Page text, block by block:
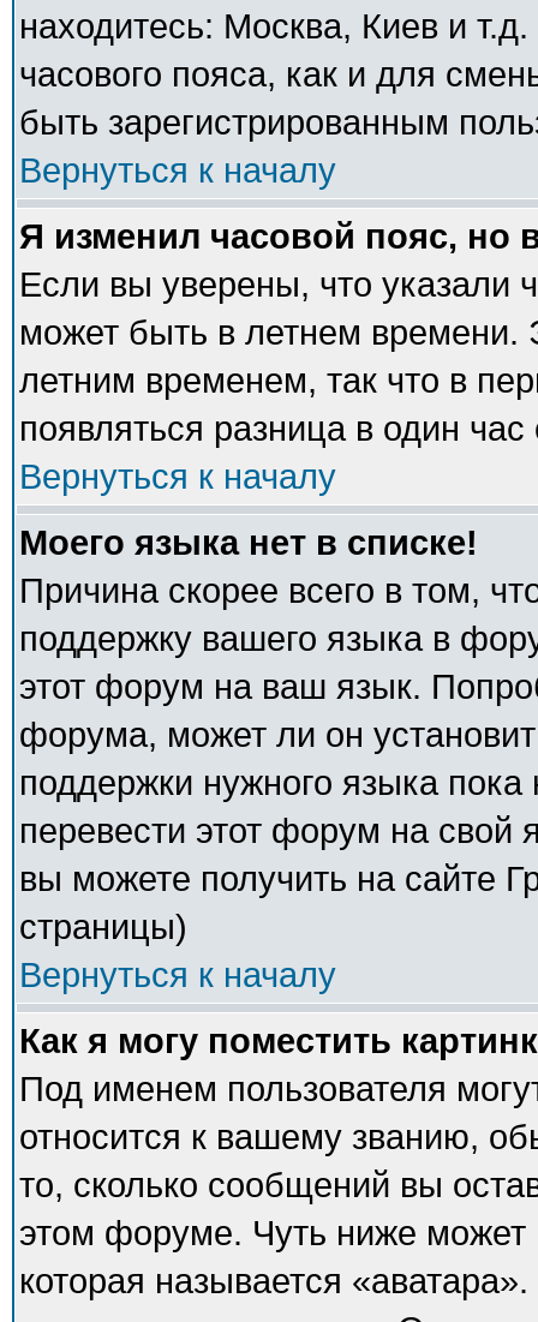
находитесь: Москва, Киев и
часового пояса, как и для
быть зарегистрированным
Вернуться к началу
Я изменил часовой пояс, но
Если вы уверены, что указали
может быть в летнем времени.
летним временем, так что в
появляться разница в один
Вернуться к началу
Моего языка нет в списке!
Причина скорее всего в том,
поддержку вашего языка в
этот форум на ваш язык.
форума, может ли он
поддержки нужного языка
перевести этот форум на
вы можете получить на сайте
страницы)
Вернуться к началу
Как я могу поместить
Под именем пользователя
относится к вашему званию,
то, сколько сообщений вы
этом форуме. Чуть ниже может
которая называется